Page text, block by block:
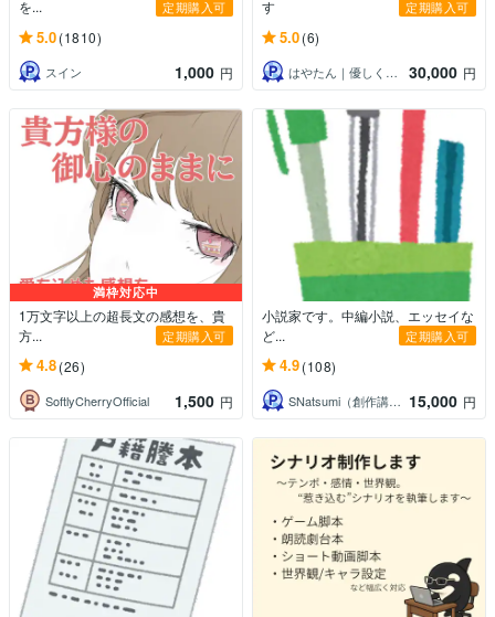
を...
定期購入可
5.0(1810)
スイン 1,000 円
す
定期購入可
5.0(6)
はやたん｜優しく執筆・運用・健康サポート 30,000 円
満枠対応中
1万文字以上の超長文の感想を、貴
方...
定期購入可
4.8(26)
SoftlyCherryOfficial 1,500 円
小説家です。中編小説、エッセイな
ど...
定期購入可
4.9(108)
SNatsumi（創作講師） 15,000 円